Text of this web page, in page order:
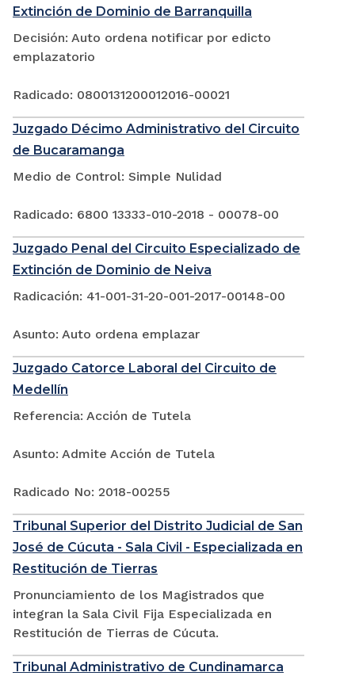
Extinción de Dominio de Barranquilla
Decisión: Auto ordena notificar por edicto
emplazatorio
Radicado: 0800131200012016-00021
Juzgado Décimo Administrativo del Circuito
de Bucaramanga
Medio de Control: Simple Nulidad
Radicado: 6800 13333-010-2018 - 00078-00
Juzgado Penal del Circuito Especializado de
Extinción de Dominio de Neiva
Radicación: 41-001-31-20-001-2017-00148-00
Asunto: Auto ordena emplazar
Juzgado Catorce Laboral del Circuito de
Medellín
Referencia: Acción de Tutela
Asunto: Admite Acción de Tutela
Radicado No: 2018-00255
Tribunal Superior del Distrito Judicial de San
José de Cúcuta - Sala Civil - Especializada en
Restitución de Tierras
Pronunciamiento de los Magistrados que
integran la Sala Civil Fija Especializada en
Restitución de Tierras de Cúcuta.
Tribunal Administrativo de Cundinamarca